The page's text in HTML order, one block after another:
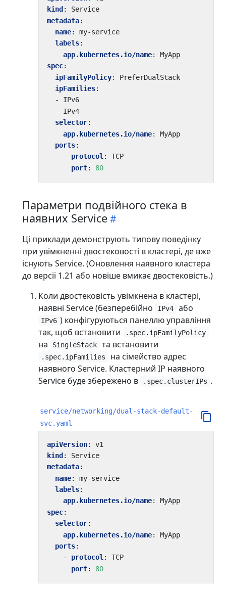
kind :
Service
metadata:
name:
my-service
labels:
app.kubernetes.io/name:
MyApp
spec:
ipFamilyPolicy:
PreferDualStack
ipFamilies:
- IPv6
- IPv4
selector:
app.kubernetes.io/name:
MyApp
ports:
- protocol:
TCP
port: 80
Параметри подвійного стека в
наявних Service
Ці приклади демонструють типову поведінку
при увімкненні двостековості в кластері, де вже
існують Service. (Оновлення наявного кластера
до версії 1.21 або новіше вмикає двостековість.)
Коли двостековість увімкнена в кластері,
наявні Service (безперебійно
IPv4 або
IPv6 ) конфігуруються панеллю управління
так, щоб встановити
.spec.ipFamilyPolicy
на SingleStack та встановити
.spec.ipFamilies
на сімейство адрес
наявного Service. Кластерний IP наявного
Service буде збережено в
.spec.clusterIPs .
service/networking/dual-stack-default-
svc.yaml
apiVersion:
v1
kind :
Service
metadata:
name:
my-service
labels:
app.kubernetes.io/name:
MyApp
spec:
selector:
app.kubernetes.io/name:
MyApp
ports:
- protocol:
TCP
port: 80